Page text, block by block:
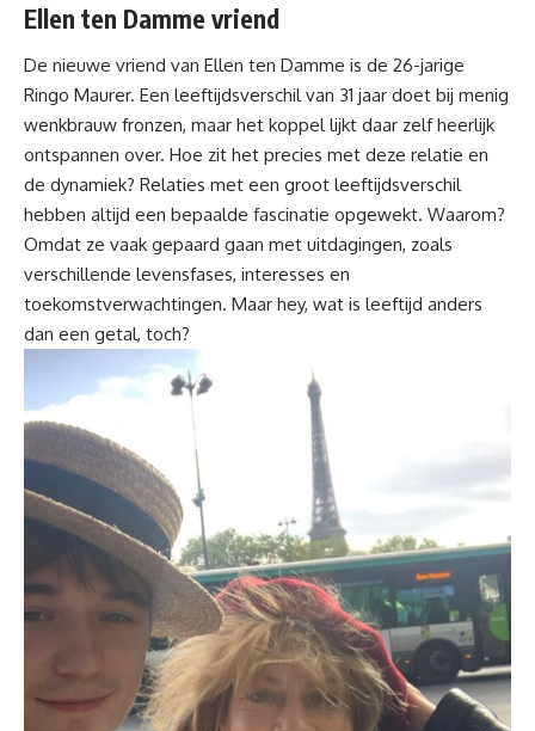
Ellen ten Damme vriend
De nieuwe vriend van Ellen ten Damme is de 26-jarige
Ringo Maurer. Een leeftijdsverschil van 31 jaar doet bij menig
wenkbrauw fronzen, maar het koppel lijkt daar zelf heerlijk
ontspannen over. Hoe zit het precies met deze relatie en
de dynamiek? Relaties met een groot leeftijdsverschil
hebben altijd een bepaalde fascinatie opgewekt. Waarom?
Omdat ze vaak gepaard gaan met uitdagingen, zoals
verschillende levensfases, interesses en
toekomstverwachtingen. Maar hey, wat is leeftijd anders
dan een getal, toch?